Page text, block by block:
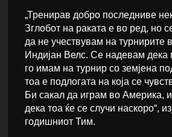
„Тренирав добро последниве
Зглобот на раката е во ред, но
да не учествувам на турнирите
Индијан Велс. Се надевам дека
го имам на турнир со земјена
тоа е подлогата на која се
Би сакал да играм во Америка,
дека тоа ќе се случи наскоро“,
годишниот Тим.